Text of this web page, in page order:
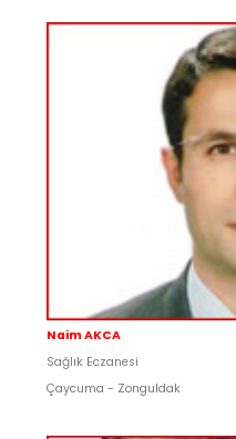
Naim AKCA
Sağlık Eczanesi
Çaycuma - Zonguldak